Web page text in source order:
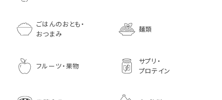
ごはんのおとも・
おつまみ
麺類
フルーツ・果物
サプリ・
プロテイン